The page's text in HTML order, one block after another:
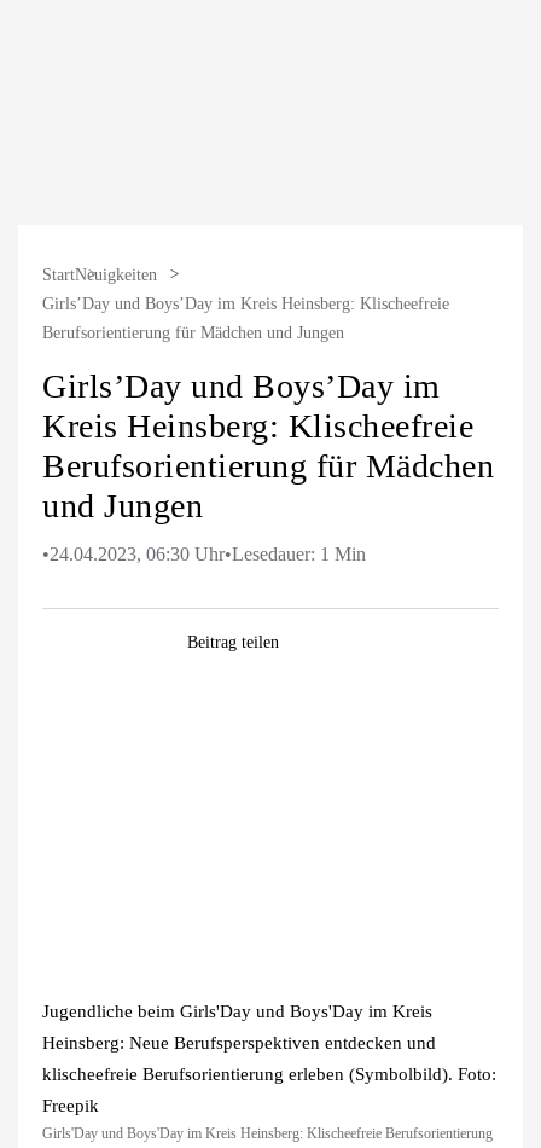
StartNeuigkeiten
Girls’Day und Boys’Day im Kreis Heinsberg: Klischeefreie
Berufsorientierung für Mädchen und Jungen
Girls’Day und Boys’Day im
Kreis Heinsberg: Klischeefreie
Berufsorientierung für Mädchen
und Jungen
•24.04.2023, 06:30 Uhr•Lesedauer: 1 Min
Beitrag teilen
Pinterest
E-
Jugendliche beim Girls'Day und Boys'Day im Kreis
Heinsberg: Neue Berufsperspektiven entdecken und
klischeefreie Berufsorientierung erleben (Symbolbild). Foto:
Freepik
Girls'Day und Boys'Day im Kreis Heinsberg: Klischeefreie Berufsorientierung